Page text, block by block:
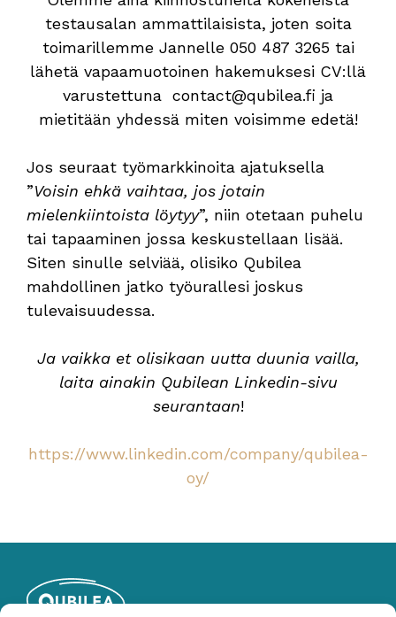
testausalan ammattilaisista, joten soita
toimarillemme Jannelle 050 487 3265 tai
lähetä vapaamuotoinen hakemuksesi CV:llä
varustettuna contact@qubilea.fi ja
mietitään yhdessä miten voisimme edetä!
Jos seuraat työmarkkinoita ajatuksella
”Voisin ehkä vaihtaa, jos jotain
mielenkiintoista löytyy”, niin otetaan puhelu
tai tapaaminen jossa keskustellaan lisää.
Siten sinulle selviää, olisiko Qubilea
mahdollinen jatko työurallesi joskus
tulevaisuudessa.
Ja vaikka et olisikaan uutta duunia vailla,
laita ainakin Qubilean Linkedin-sivu
seurantaan!
https://www.linkedin.com/company/qubilea-
oy/